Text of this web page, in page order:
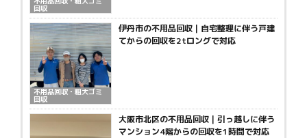
回収
不用品回収・粗大ゴミ
回収
伊丹市の不用品回収｜自宅整理に伴う戸建
てからの回収を2tロングで対応
大阪市北区の不用品回収｜引っ越しに伴う
マンション4階からの回収を1時間で対応